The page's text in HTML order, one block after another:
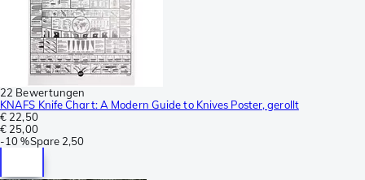
22 Bewertungen
KNAFS Knife Chart: A Modern Guide to Knives Poster, gerollt
€ 22,50
€ 25,00
-10 %Spare 2,50